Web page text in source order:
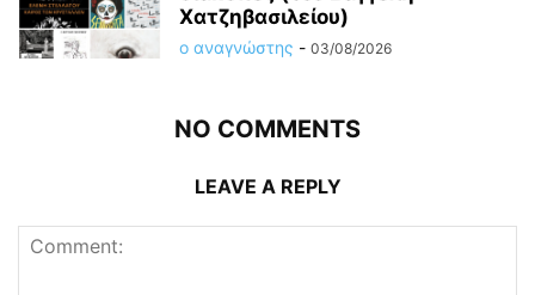
Χατζηβασιλείου)
ο αναγνώστης - 03/08/2026
NO COMMENTS
LEAVE A REPLY